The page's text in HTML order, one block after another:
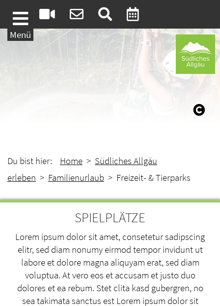
Weiter zum Inhalt
Menü
Du bist hier: Home > Südliches Allgäu
erleben > Familienurlaub > Freizeit- & Tierparks
SPIELPLÄTZE
Lorem ipsum dolor sit amet, consetetur sadipscing
elitr, sed diam nonumy eirmod tempor invidunt ut
labore et dolore magna aliquyam erat, sed diam
voluptua. At vero eos et accusam et justo duo
dolores et ea rebum. Stet clita kasd gubergren, no
sea takimata sanctus est Lorem ipsum dolor sit